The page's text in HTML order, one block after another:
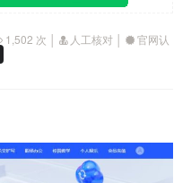
1,502 次 │ 人工核对 │
官网认